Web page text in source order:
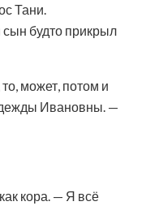
Тани.
будто прикрыл
может, потом и
Ивановны. —
кора. — Я всё